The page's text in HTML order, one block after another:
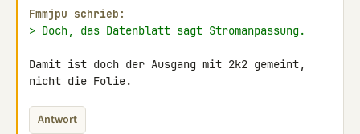
Fmmjpu schrieb:
> Doch, das Datenblatt sagt Stromanpassung.
Damit ist doch der Ausgang mit 2k2 gemeint,
nicht die Folie.
Antwort